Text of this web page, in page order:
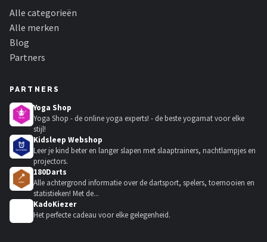
Alle categorieën
Alle merken
Blog
Partners
PARTNERS
Yoga Shop
Yoga Shop - de online yoga experts! - de beste yogamat voor elke
stijl!
Kidsleep Webshop
Leer je kind beter en langer slapen met slaaptrainers, nachtlampjes en
projectors.
180Darts
Alle achtergrond informatie over de dartsport, spelers, toernooien en
statistieken! Met de...
KadoKiezer
Het perfecte cadeau voor elke gelegenheid.